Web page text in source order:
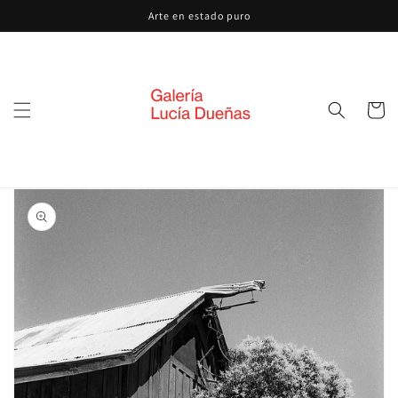
al contenido
Arte en estado puro
Carrito
directamente
a la
información